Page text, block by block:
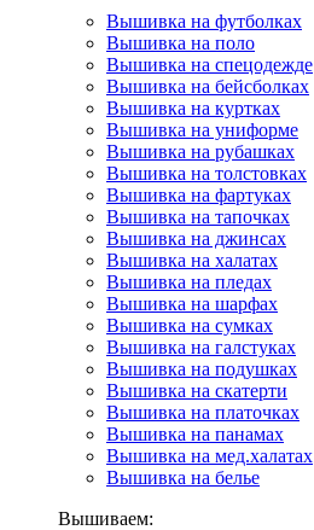
Вышивка на футболках
Вышивка на поло
Вышивка на спецодежде
Вышивка на бейсболках
Вышивка на куртках
Вышивка на униформе
Вышивка на рубашках
Вышивка на толстовках
Вышивка на фартуках
Вышивка на тапочках
Вышивка на джинсах
Вышивка на халатах
Вышивка на пледах
Вышивка на шарфах
Вышивка на сумках
Вышивка на галстуках
Вышивка на подушках
Вышивка на скатерти
Вышивка на платочках
Вышивка на панамах
Вышивка на мед.халатах
Вышивка на белье
Вышиваем: